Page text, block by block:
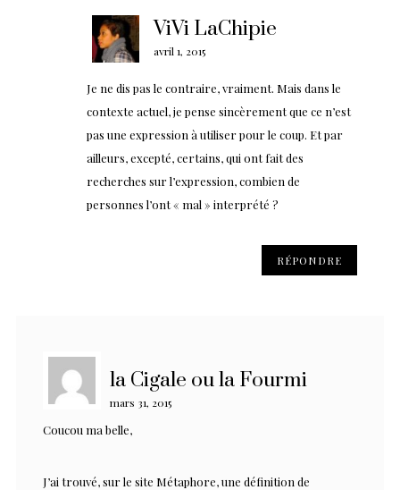
ViVi LaChipie
avril 1, 2015
Je ne dis pas le contraire, vraiment. Mais dans le
contexte actuel, je pense sincèrement que ce n’est
pas une expression à utiliser pour le coup. Et par
ailleurs, excepté, certains, qui ont fait des
recherches sur l’expression, combien de
personnes l’ont « mal » interprété ?
RÉPONDRE
la Cigale ou la Fourmi
mars 31, 2015
Coucou ma belle,
J’ai trouvé, sur le site Métaphore, une définition de